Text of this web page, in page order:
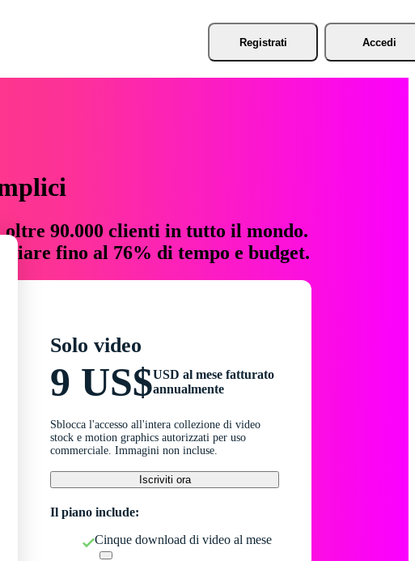
Registrati Accedi
oltre 90.000 clienti in tutto il mondo.
fino al 76% di tempo e budget.
Solo video
9 US$USD al mese fatturato
annualmente
Sblocca l'accesso all'intera collezione di video
stock e motion graphics autorizzati per uso
commerciale. Immagini non incluse.
Iscriviti ora
Il piano include:
Cinque download di video al mese